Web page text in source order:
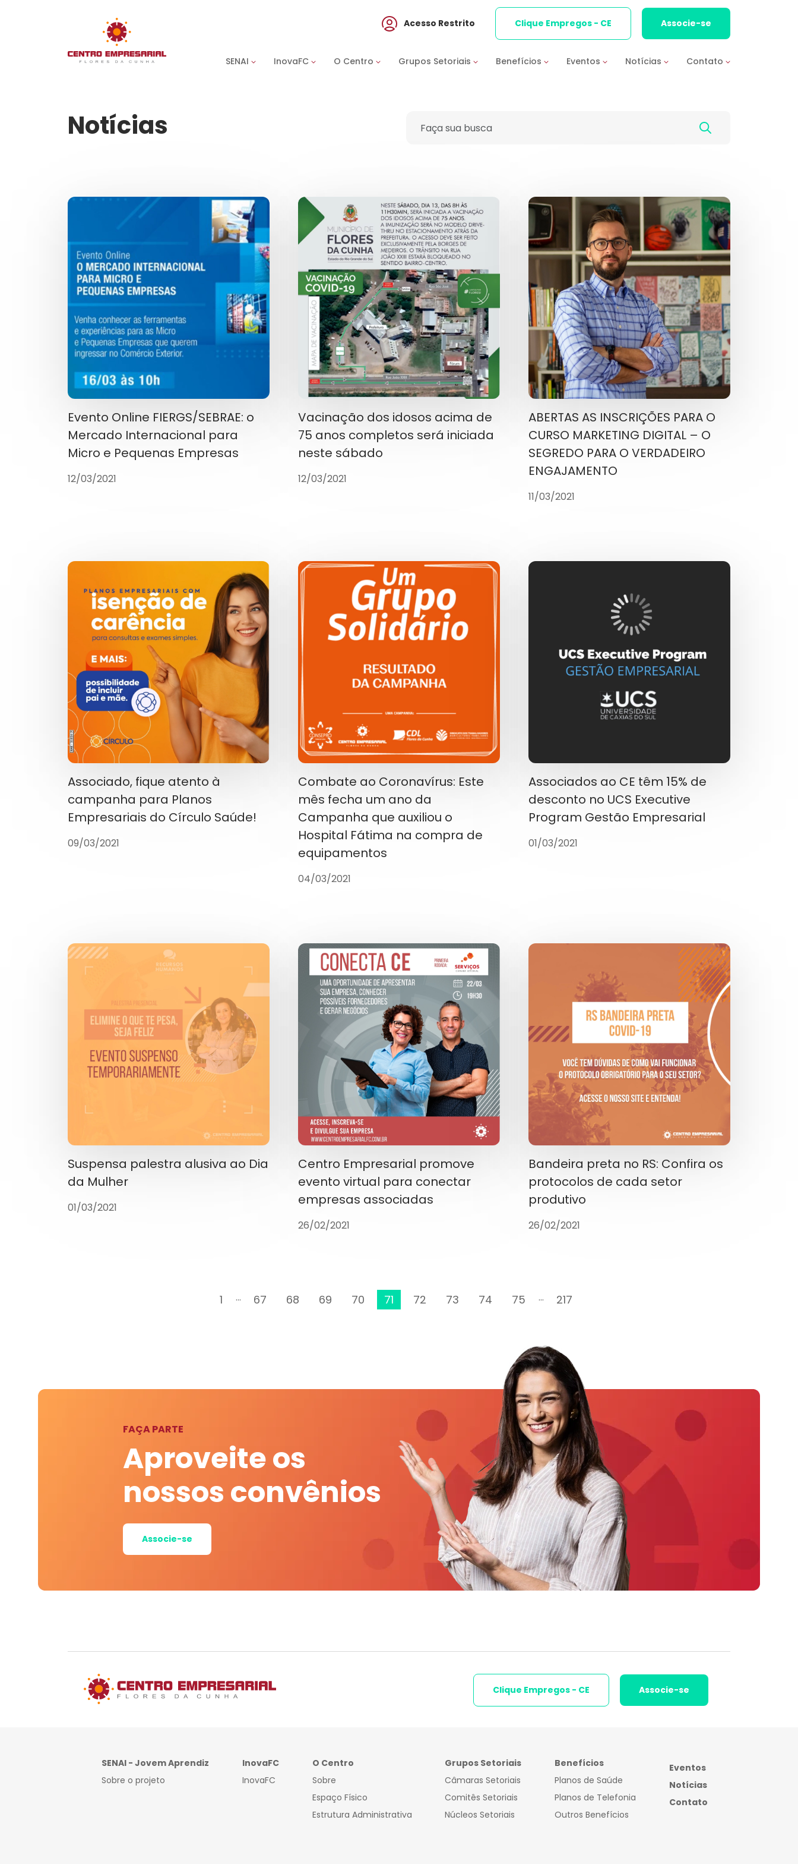
SENAI InovaFC O Centro Grupos Setoriais Benefícios Eventos Notícias Contato
Acesso Restrito Clique Empregos - CE Associe-se
Notícias
Evento Online FIERGS/SEBRAE: o
Mercado Internacional para
Micro e Pequenas Empresas
12/03/2021
Vacinação dos idosos acima de
75 anos completos será iniciada
neste sábado
12/03/2021
ABERTAS AS INSCRIÇÕES PARA O
CURSO MARKETING DIGITAL – O
SEGREDO PARA O VERDADEIRO
ENGAJAMENTO
11/03/2021
Associado, fique atento à
campanha para Planos
Empresariais do Círculo Saúde!
09/03/2021
Combate ao Coronavírus: Este
mês fecha um ano da
Campanha que auxiliou o
Hospital Fátima na compra de
equipamentos
04/03/2021
Associados ao CE têm 15% de
desconto no UCS Executive
Program Gestão Empresarial
01/03/2021
Suspensa palestra alusiva ao Dia
da Mulher
01/03/2021
Centro Empresarial promove
evento virtual para conectar
empresas associadas
26/02/2021
Bandeira preta no RS: Confira os
protocolos de cada setor
produtivo
26/02/2021
1 ... 67 68 69 70 71 72 73 74 75 ... 217
FAÇA PARTE
Aproveite os
nossos convênios
Associe-se
Clique Empregos - CE Associe-se
SENAI - Jovem Aprendiz
Sobre o projeto
InovaFC
InovaFC
O Centro
Sobre
Espaço Físico
Estrutura Administrativa
Grupos Setoriais
Câmaras Setoriais
Comitês Setoriais
Núcleos Setoriais
Benefícios
Planos de Saúde
Planos de Telefonia
Outros Benefícios
Eventos
Notícias
Contato